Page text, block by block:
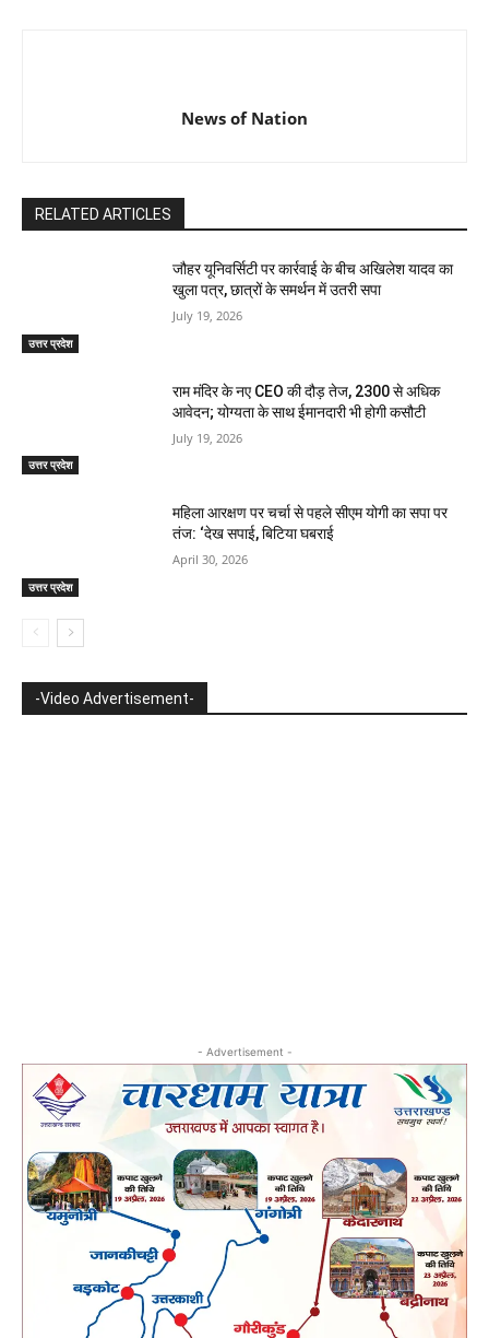
News of Nation
RELATED ARTICLES
उत्तर प्रदेश
जौहर यूनिवर्सिटी पर कार्रवाई के बीच अखिलेश यादव का
खुला पत्र, छात्रों के समर्थन में उतरी सपा
July 19, 2026
उत्तर प्रदेश
राम मंदिर के नए CEO की दौड़ तेज, 2300 से अधिक
आवेदन; योग्यता के साथ ईमानदारी भी होगी कसौटी
July 19, 2026
उत्तर प्रदेश
महिला आरक्षण पर चर्चा से पहले सीएम योगी का सपा पर
तंज: ‘देख सपाई, बिटिया घबराई
April 30, 2026
-Video Advertisement-
- Advertisement -